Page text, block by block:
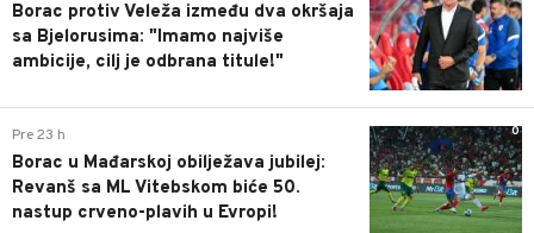
Borac protiv Veleža između dva okršaja
sa Bjelorusima: "Imamo najviše
ambicije, cilj je odbrana titule!"
0
Pre 23 h
Borac u Mađarskoj obilježava jubilej:
Revanš sa ML Vitebskom biće 50.
nastup crveno-plavih u Evropi!